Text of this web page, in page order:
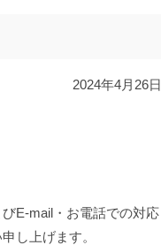
2024年4月26日
E-mail・お電話での対応
し上げます。